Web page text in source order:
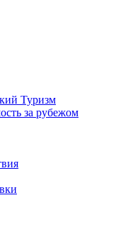
Туризм
за рубежом